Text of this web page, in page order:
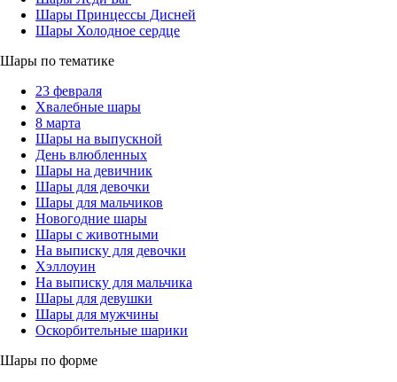
Шары Принцессы Дисней
Шары Холодное сердце
Шары по тематике
23 февраля
Хвалебные шары
8 марта
Шары на выпускной
День влюбленных
Шары на девичник
Шары для девочки
Шары для мальчиков
Новогодние шары
Шары с животными
На выписку для девочки
Хэллоуин
На выписку для мальчика
Шары для девушки
Шары для мужчины
Оскорбительные шарики
Шары по форме